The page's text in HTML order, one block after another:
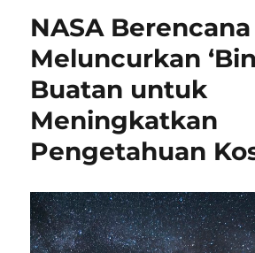
NASA Berencana
Meluncurkan
Buatan untuk
Meningkatkan
Pengetahuan